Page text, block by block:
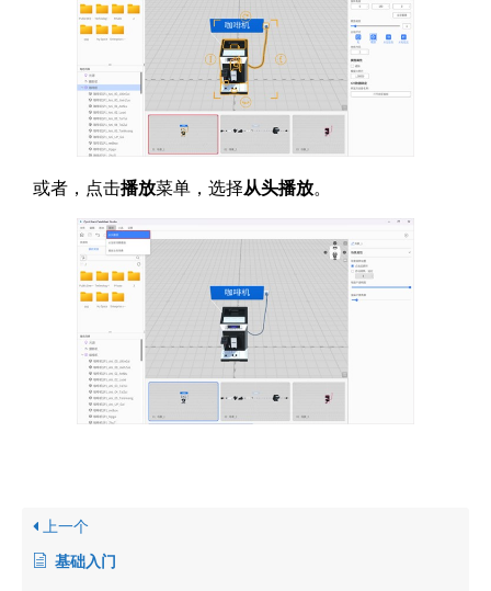
或者，点击播放菜单，选择从头播放。
上一个
基础入门